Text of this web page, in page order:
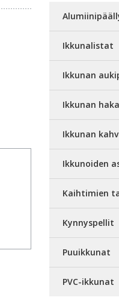
Ikkunalistat
Ikkunan
Ikkunan
Ikkunan
Ikkunoiden
Kaihtimien
Kynnyspellit
Puuikkunat
PVC-ikkunat